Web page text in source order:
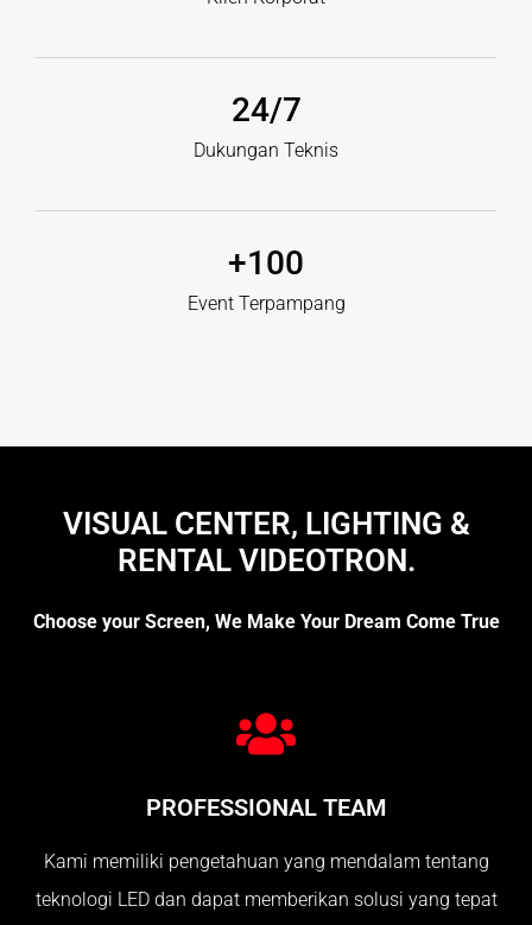
Dukungan Teknis
24/7
Event Terpampang
+100
VISUAL CENTER, LIGHTING &
RENTAL VIDEOTRON.
Choose your Screen, We Make Your Dream Come True
PROFESSIONAL TEAM
Kami memiliki pengetahuan yang mendalam tentang
teknologi LED dan dapat memberikan solusi yang tepat